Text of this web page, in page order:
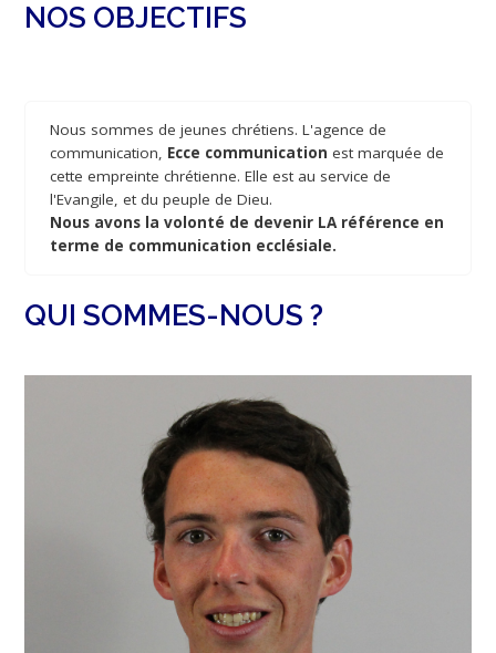
NOS OBJECTIFS
Nous sommes de jeunes chrétiens. L'agence de
communication, Ecce communication est marquée de
cette empreinte chrétienne. Elle est au service de
l'Evangile, et du peuple de Dieu.
Nous avons la volonté de devenir LA référence en
terme de communication ecclésiale.
QUI SOMMES-NOUS ?